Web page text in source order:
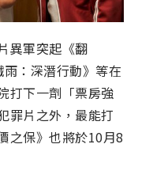
異軍突起《翻
：深潛行動》等在
打下一劑「票房強
罪片之外，最能打
之保》也將於10月8